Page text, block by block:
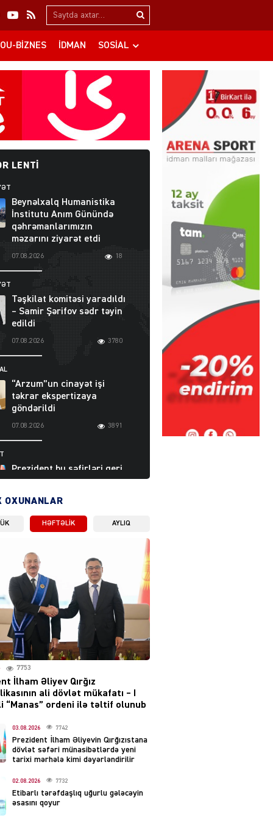
Search…
BIZNES İDMAN SOSIAL
LENTI
Beynəlxalq Humanistika
İnstitutu Anım Günündə
qəhrəmanlarımızın
məzarını ziyarət etdi
07.08.2026 18
Təşkilat komitəsi yaradıldı
– Samir Şərifov sədr təyin
edildi
07.08.2026 3780
“Arzum”un cinayət işi
təkrar ekspertizaya
göndərildi
07.08.2026 3891
Prezident bu səfirləri geri
çağırdı – Abel
Moskvada güclü partlayış
səsləri eşidildi
07.08.2026 5480
Rusiya-Ukrayna
münaqişəsinin həllində
irəliləyiş var – Tramp
07.08.2026
imzaladı
07.08.2026 5482
Tehran və İrəvandan
“Tramp yolu”na HƏMLƏ –
REAKSİYA
OXUNANLAR
HƏFTƏLIK AYLIQ
7753
İlham Əliyev Qırğız
ali dövlət mükafatı – I
“Manas” ordeni ilə təltif olunub
03.08.2026 7742
Prezident İlham Əliyevin Qırğızıstana
dövlət səfəri münasibətlərdə yeni
tarixi mərhələ kimi dəyərləndirilir
02.08.2026 7732
Etibarlı tərəfdaşlıq uğurlu gələcəyin
əsasını qoyur